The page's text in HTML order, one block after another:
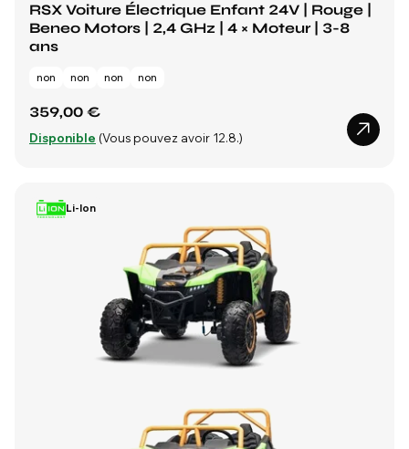
RSX Voiture Électrique Enfant 24V | Rouge |
Beneo Motors | 2,4 GHz | 4 × Moteur | 3-8
ans
non non non non
359,00 €
Disponible (Vous pouvez avoir 12.8.)
Li-Ion